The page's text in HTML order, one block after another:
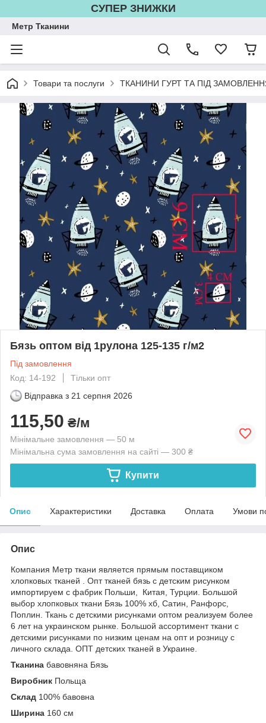
СУПЕР ЗНИЖКИ
Метр Тканини
Товари та послуги ТКАНИНИ ГУРТ ТА ПІД
Бязь оптом від 1рулона 125-135 г/м2
Під замовлення
Код: 14-192
Тільки опт
Відправка з 21 серпня 2026
115,50 ₴/м
Мінімальне замовлення — 50 м
Мінімальна сума замовлення на сайті — 300 ₴
Купити
Опис Характеристики Доставка Оплата Умови
Опис
Компания Метр ткани является прямым поставщиком
хлопковых тканей . Опт тканей бязь с детским рисунком
импортируем с фабрик Польши, Китая, Турции. Большой
выбор хлопковых ткани Бязь 100% хб, Сатин, Ранфорс,
Поплин. Ткань с детскими рисунками оптом реализуем более
6 лет на украинском рынке. Большой ассортимент ткани с
детскими рисунками по низким ценам на опт и розницу с
личного склада. ОПТ детских тканей в Украине.
Тканина бавовняна Бязь
Виробник Польща
Склад 100% бавовна
Ширина 160 см